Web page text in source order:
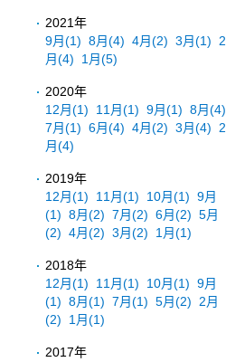
2021年
9月(1) 8月(4) 4月(2) 3月(1)
2
月(4) 1月(5)
2020年
12月(1) 11月(1) 9月(1) 8月(4)
7月(1) 6月(4) 4月(2) 3月(4)
2
月(4)
2019年
12月(1) 11月(1) 10月(1) 9月
(1) 8月(2) 7月(2) 6月(2) 5月
(2) 4月(2) 3月(2) 1月(1)
2018年
12月(1) 11月(1) 10月(1) 9月
(1) 8月(1) 7月(1) 5月(2)
2月
(2)
1月(1)
2017年